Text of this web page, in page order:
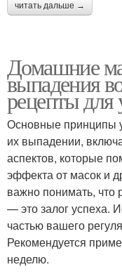
читать дальше →
Домашние
выпадения
рецепты для
Основные принципы
их выпадении,
аспектов, которые
эффекта от масок и
важно понимать, что
— это залог успеха.
частью вашего
Рекомендуется
неделю.